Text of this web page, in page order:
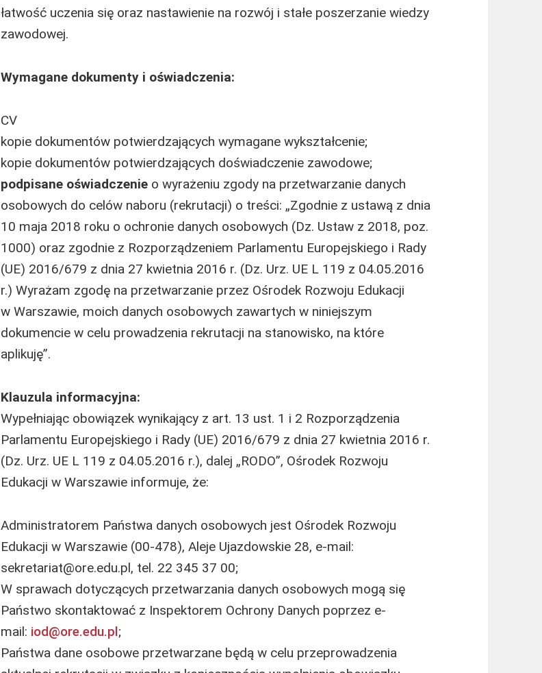
łatwość uczenia się oraz nastawienie na rozwój i stałe poszerzanie wiedzy
zawodowej.
Wymagane dokumenty i oświadczenia:
CV
kopie dokumentów potwierdzających wymagane wykształcenie;
kopie dokumentów potwierdzających doświadczenie zawodowe;
podpisane oświadczenie o wyrażeniu zgody na przetwarzanie danych
osobowych do celów naboru (rekrutacji) o treści: „Zgodnie z ustawą z dnia
10 maja 2018 roku o ochronie danych osobowych (Dz. Ustaw z 2018, poz.
1000) oraz zgodnie z Rozporządzeniem Parlamentu Europejskiego i Rady
(UE) 2016/679 z dnia 27 kwietnia 2016 r. (Dz. Urz. UE L 119 z 04.05.2016
r.) Wyrażam zgodę na przetwarzanie przez Ośrodek Rozwoju Edukacji
w Warszawie, moich danych osobowych zawartych w niniejszym
dokumencie w celu prowadzenia rekrutacji na stanowisko, na które
aplikuję”.
Klauzula informacyjna:
Wypełniając obowiązek wynikający z art. 13 ust. 1 i 2 Rozporządzenia
Parlamentu Europejskiego i Rady (UE) 2016/679 z dnia 27 kwietnia 2016 r.
(Dz. Urz. UE L 119 z 04.05.2016 r.), dalej „RODO”, Ośrodek Rozwoju
Edukacji w Warszawie informuje, że:
Administratorem Państwa danych osobowych jest Ośrodek Rozwoju
Edukacji w Warszawie (00-478), Aleje Ujazdowskie 28, e-mail:
sekretariat@ore.edu.pl, tel. 22 345 37 00;
W sprawach dotyczących przetwarzania danych osobowych mogą się
Państwo skontaktować z Inspektorem Ochrony Danych poprzez e-
mail: iod@ore.edu.pl;
Państwa dane osobowe przetwarzane będą w celu przeprowadzenia